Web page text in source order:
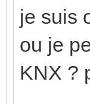
je suis
ou je
KNX ?